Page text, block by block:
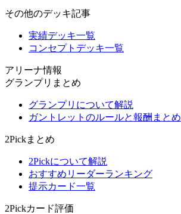
その他のデッキ記事
実績デッキ一覧
コンセプトデッキ一覧
アリーナ情報
グランプリまとめ
グランプリについて解説
ガントレットのルールと報酬まとめ
2Pickまとめ
2Pickについて解説
おすすめリーダーランキング
提示カード一覧
2Pickカード評価